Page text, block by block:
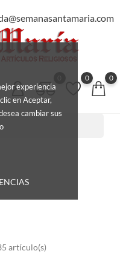
experiencia
en Aceptar,
cambiar sus
0 0
artículo(s)